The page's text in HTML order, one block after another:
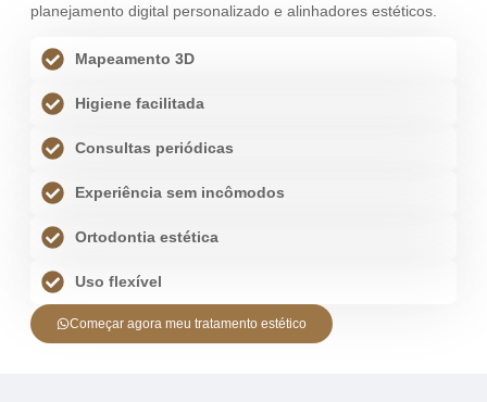
planejamento digital personalizado e alinhadores estéticos.
Mapeamento 3D
Higiene facilitada
Consultas periódicas
Experiência sem incômodos
Ortodontia estética
Uso flexível
Começar agora meu tratamento estético